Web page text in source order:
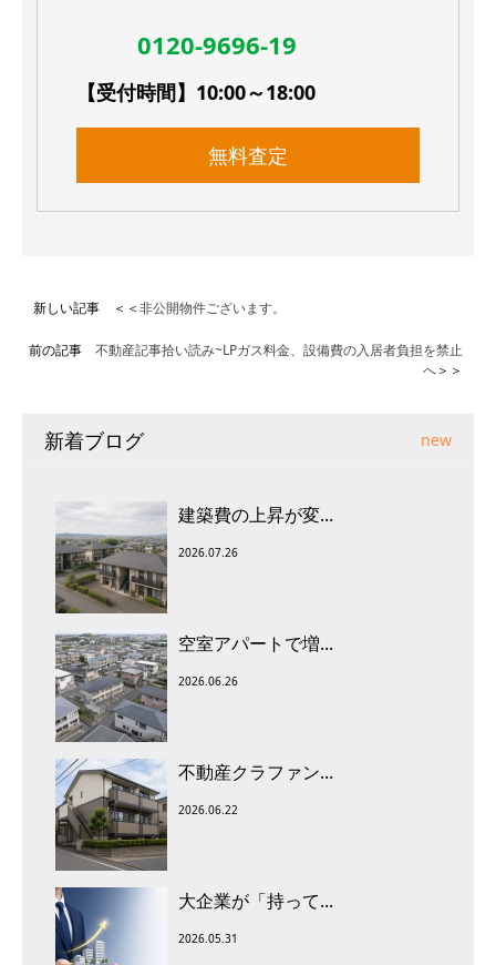
0120-9696-19
【受付時間】10:00～18:00
無料査定
新しい記事 ＜＜非公開物件ございます。
前の記事 不動産記事拾い読み~LPガス料金、設備費の入居者負担を禁止
へ＞＞
新着ブログ new
建築費の上昇が変...
2026.07.26
空室アパートで増...
2026.06.26
不動産クラファン...
2026.06.22
大企業が「持って...
2026.05.31